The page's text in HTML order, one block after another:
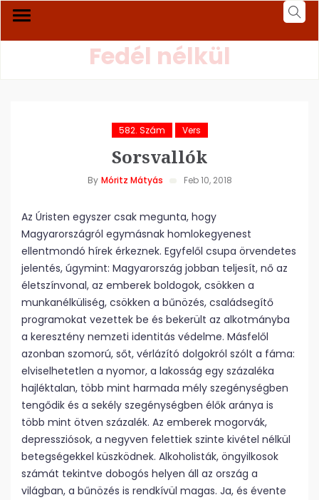
Fedél nélkül
582. Szám Vers
Sorsvallók
By Móritz Mátyás Feb 10, 2018
Az Úristen egyszer csak megunta, hogy
Magyarországról egymásnak homlokegyenest
ellentmondó hírek érkeznek. Egyfelől csupa örvendetes
jelentés, úgymint: Magyarország jobban teljesít, nő az
életszínvonal, az emberek boldogok, csökken a
munkanélküliség, csökken a bűnözés, családsegítő
programokat vezettek be és bekerült az alkotmányba
a keresztény nemzeti identitás védelme. Másfelől
azonban szomorú, sőt, vérlázító dolgokról szólt a fáma:
elviselhetetlen a nyomor, a lakosság egy százaléka
hajléktalan, több mint harmada mély szegénységben
tengődik és a sekély szegénységben élők aránya is
több mint ötven százalék. Az emberek mogorvák,
depressziósok, a negyven felettiek szinte kivétel nélkül
betegségekkel küszködnek. Alkoholisták, öngyilkosok
számát tekintve dobogós helyen áll az ország a
világban, a bűnözés is rendkívül magas. Ja, és évente